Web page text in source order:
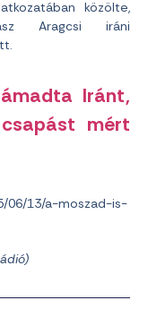
közölte,
Aragcsi iráni
Iránt,
mért
06/13/a-moszad-is-